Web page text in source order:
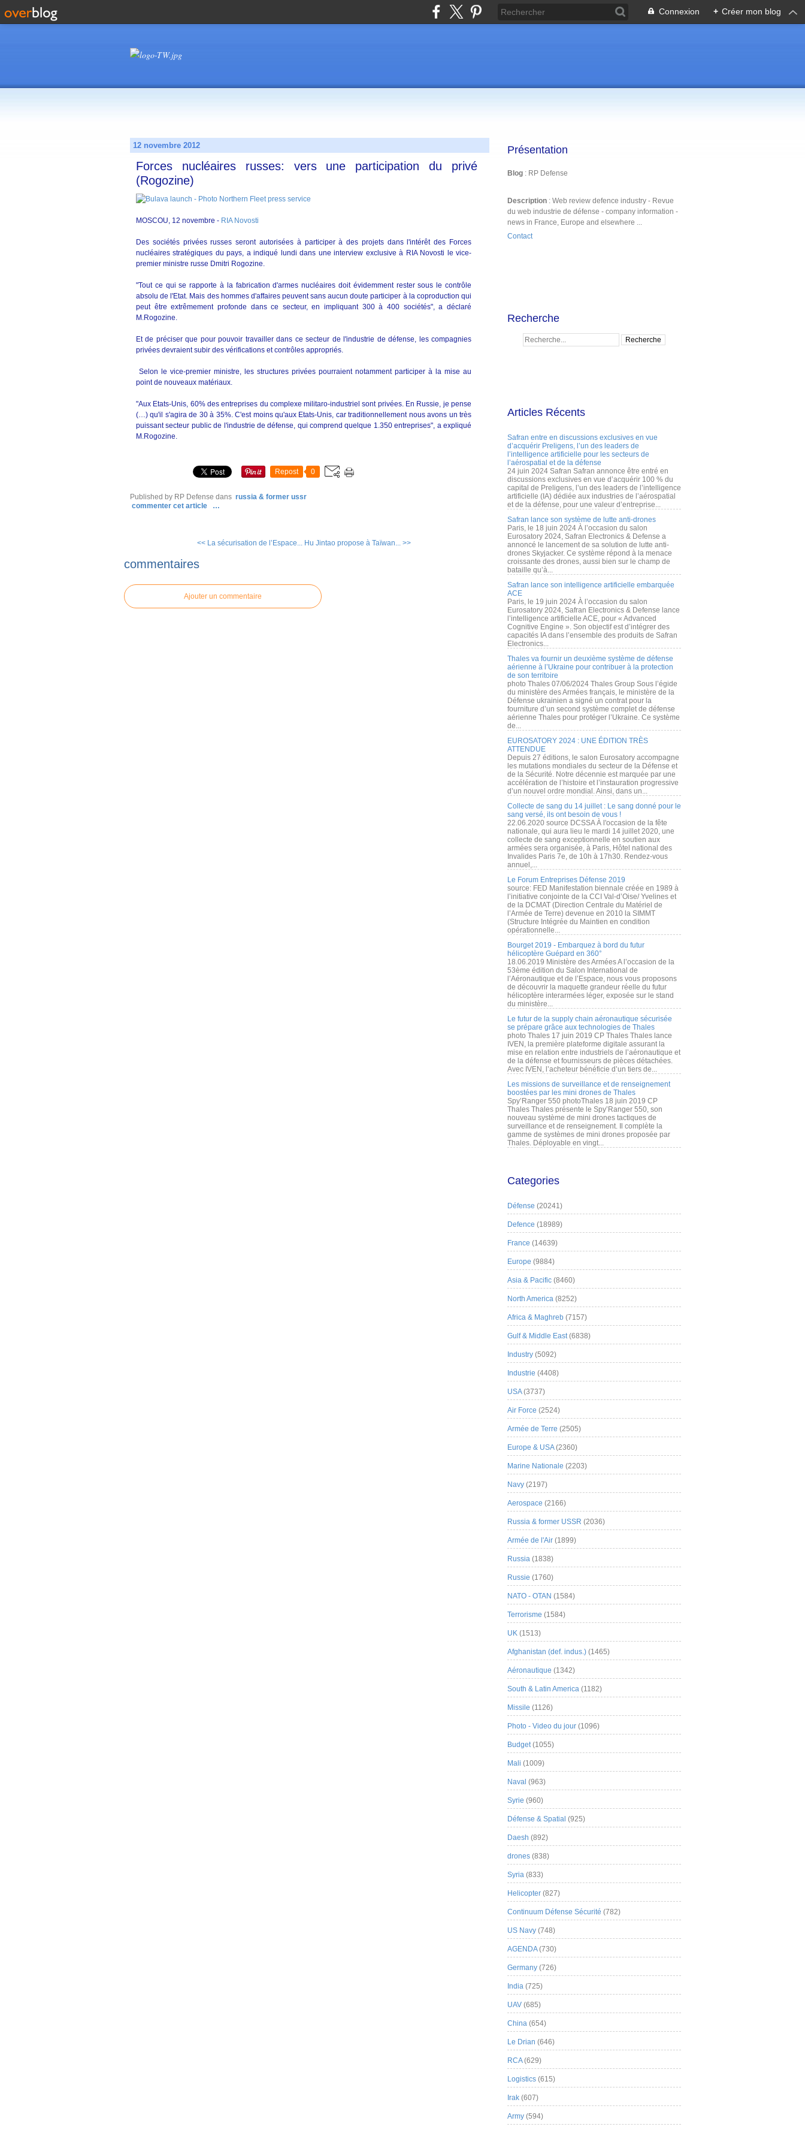
Connexion + Créer mon blog
12 novembre 2012
Forces nucléaires russes: vers une participation du privé
(Rogozine)
MOSCOU, 12 novembre - RIA Novosti
Des sociétés privées russes seront autorisées à participer à des projets dans l'intérêt des Forces
nucléaires stratégiques du pays, a indiqué lundi dans une interview exclusive à RIA Novosti le vice-
premier ministre russe Dmitri Rogozine.
"Tout ce qui se rapporte à la fabrication d'armes nucléaires doit évidemment rester sous le contrôle
absolu de l'Etat. Mais des hommes d'affaires peuvent sans aucun doute participer à la coproduction qui
peut être extrêmement profonde dans ce secteur, en impliquant 300 à 400 sociétés", a déclaré
M.Rogozine.
Et de préciser que pour pouvoir travailler dans ce secteur de l'industrie de défense, les compagnies
privées devraient subir des vérifications et contrôles appropriés.
Selon le vice-premier ministre, les structures privées pourraient notamment participer à la mise au
point de nouveaux matériaux.
"Aux Etats-Unis, 60% des entreprises du complexe militaro-industriel sont privées. En Russie, je pense
(…) qu'il s'agira de 30 à 35%. C'est moins qu'aux Etats-Unis, car traditionnellement nous avons un très
puissant secteur public de l'industrie de défense, qui comprend quelque 1.350 entreprises", a expliqué
M.Rogozine.
Repost 0
Published by RP Defense dans russia & former ussr
commenter cet article
…
<< La sécurisation de l’Espace... Hu Jintao propose à Taïwan... >>
commentaires
Ajouter un commentaire
Présentation
Blog : RP Defense
Description : Web review defence industry - Revue
du web industrie de défense - company information -
news in France, Europe and elsewhere ...
Contact
Recherche
Articles Récents
Safran entre en discussions exclusives en vue
d’acquérir Preligens, l’un des leaders de
l’intelligence artificielle pour les secteurs de
l’aérospatial et de la défense
24 juin 2024 Safran Safran annonce être entré en
discussions exclusives en vue d’acquérir 100 % du
capital de Preligens, l’un des leaders de l’intelligence
artificielle (IA) dédiée aux industries de l’aérospatial
et de la défense, pour une valeur d’entreprise...
Safran lance son système de lutte anti-drones
Paris, le 18 juin 2024 À l’occasion du salon
Eurosatory 2024, Safran Electronics & Defense a
annoncé le lancement de sa solution de lutte anti-
drones Skyjacker. Ce système répond à la menace
croissante des drones, aussi bien sur le champ de
bataille qu’à...
Safran lance son intelligence artificielle embarquée
ACE
Paris, le 19 juin 2024 À l’occasion du salon
Eurosatory 2024, Safran Electronics & Defense lance
l’intelligence artificielle ACE, pour « Advanced
Cognitive Engine ». Son objectif est d’intégrer des
capacités IA dans l’ensemble des produits de Safran
Electronics...
Thales va fournir un deuxième système de défense
aérienne à l’Ukraine pour contribuer à la protection
de son territoire
photo Thales 07/06/2024 Thales Group Sous l’égide
du ministère des Armées français, le ministère de la
Défense ukrainien a signé un contrat pour la
fourniture d’un second système complet de défense
aérienne Thales pour protéger l’Ukraine. Ce système
de...
EUROSATORY 2024 : UNE ÉDITION TRÈS
ATTENDUE
Depuis 27 éditions, le salon Eurosatory accompagne
les mutations mondiales du secteur de la Défense et
de la Sécurité. Notre décennie est marquée par une
accélération de l’histoire et l’instauration progressive
d’un nouvel ordre mondial. Ainsi, dans un...
Collecte de sang du 14 juillet : Le sang donné pour le
sang versé, ils ont besoin de vous !
22.06.2020 source DCSSA À l'occasion de la fête
nationale, qui aura lieu le mardi 14 juillet 2020, une
collecte de sang exceptionnelle en soutien aux
armées sera organisée, à Paris, Hôtel national des
Invalides Paris 7e, de 10h à 17h30. Rendez-vous
annuel,...
Le Forum Entreprises Défense 2019
source: FED Manifestation biennale créée en 1989 à
l’initiative conjointe de la CCI Val-d’Oise/ Yvelines et
de la DCMAT (Direction Centrale du Matériel de
l’Armée de Terre) devenue en 2010 la SIMMT
(Structure Intégrée du Maintien en condition
opérationnelle...
Bourget 2019 - Embarquez à bord du futur
hélicoptère Guépard en 360°
18.06.2019 Ministère des Armées A l’occasion de la
53ème édition du Salon International de
l’Aéronautique et de l’Espace, nous vous proposons
de découvrir la maquette grandeur réelle du futur
hélicoptère interarmées léger, exposée sur le stand
du ministère...
Le futur de la supply chain aéronautique sécurisée
se prépare grâce aux technologies de Thales
photo Thales 17 juin 2019 CP Thales Thales lance
IVEN, la première plateforme digitale assurant la
mise en relation entre industriels de l’aéronautique et
de la défense et fournisseurs de pièces détachées.
Avec IVEN, l’acheteur bénéficie d’un tiers de...
Les missions de surveillance et de renseignement
boostées par les mini drones de Thales
Spy’Ranger 550 photoThales 18 juin 2019 CP
Thales Thales présente le Spy’Ranger 550, son
nouveau système de mini drones tactiques de
surveillance et de renseignement. Il complète la
gamme de systèmes de mini drones proposée par
Thales. Déployable en vingt...
Categories
Défense (20241)
Defence (18989)
France (14639)
Europe (9884)
Asia & Pacific (8460)
North America (8252)
Africa & Maghreb (7157)
Gulf & Middle East(6838)
Industry (5092)
Industrie (4408)
USA(3737)
Air Force (2524)
Armée de Terre (2505)
Europe & USA(2360)
Marine Nationale (2203)
Navy (2197)
Aerospace (2166)
Russia & former USSR (2036)
Armée de l'Air (1899)
Russia (1838)
Russie (1760)
NATO - OTAN (1584)
Terrorisme (1584)
UK (1513)
Afghanistan (def. indus.) (1465)
Aéronautique (1342)
South & Latin America (1182)
Missile (1126)
Photo - Video du jour (1096)
Budget(1055)
Mali (1009)
Naval (963)
Syrie (960)
Défense & Spatial (925)
Daesh (892)
drones (838)
Syria (833)
Helicopter (827)
Continuum Défense Sécurité (782)
US Navy (748)
AGENDA(730)
Germany (726)
India (725)
UAV (685)
China (654)
Le Drian (646)
RCA(629)
Logistics (615)
Irak (607)
Army (594)